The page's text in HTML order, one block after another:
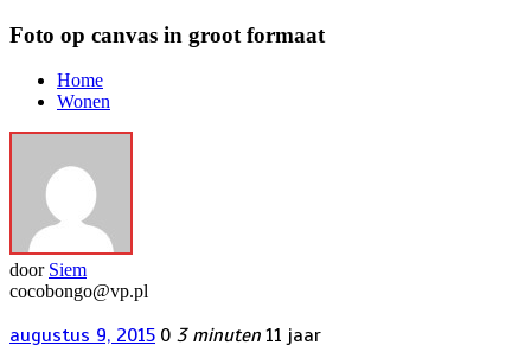
Foto op canvas in groot formaat
Home
Wonen
door Siem
cocobongo@vp.pl
augustus 9, 2015 0 3 minuten 11 jaar